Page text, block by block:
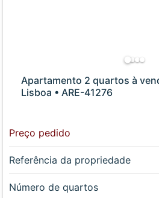
Apartamento 2 quartos à
Lisboa • ARE-41276
Preço pedido
Referência da propriedade
Número de quartos